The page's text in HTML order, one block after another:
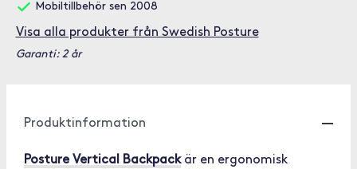
Mobiltillbehör sen 2008
Visa alla produkter från Swedish Posture
Garanti: 2 år
Produktinformation
Posture Vertical Backpackär en ergonomisk